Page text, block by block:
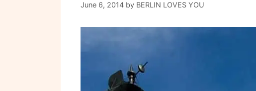
June 6, 2014 by BERLIN LOVES YOU